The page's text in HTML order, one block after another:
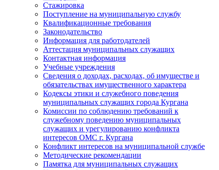
Стажировка
Поступление на муниципальную службу
Квалификационные требования
Законодательство
Информация для работодателей
Аттестация муниципальных служащих
Контактная информация
Учебные учреждения
Сведения о доходах, расходах, об имуществе и
обязательствах имущественного характера
Кодексы этики и служебного поведения
муниципальных служащих города Кургана
Комиссии по соблюдению требований к
служебному поведению муниципальных
служащих и урегулированию конфликта
интересов ОМС г. Кургана
Конфликт интересов на муниципальной службе
Методические рекомендации
Памятка для муниципальных служащих